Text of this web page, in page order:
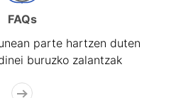
FAQs
parte hartzen duten
buruzko zalantzak